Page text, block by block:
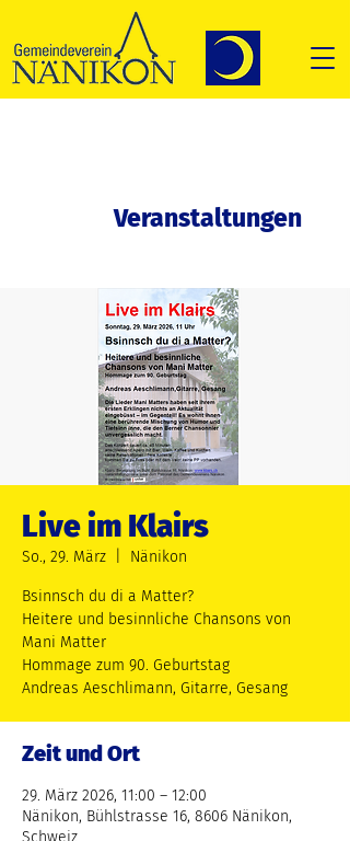
Veranstaltungen
Live im Klairs
So., 29. März Nänikon
Bsinnsch du di a Matter?
Heitere und besinnliche Chansons von
Mani Matter
Hommage zum 90. Geburtstag
Andreas Aeschlimann, Gitarre, Gesang
Zeit und Ort
29. März 2026, 11:00 – 12:00
Nänikon, Bühlstrasse 16, 8606 Nänikon,
Schweiz